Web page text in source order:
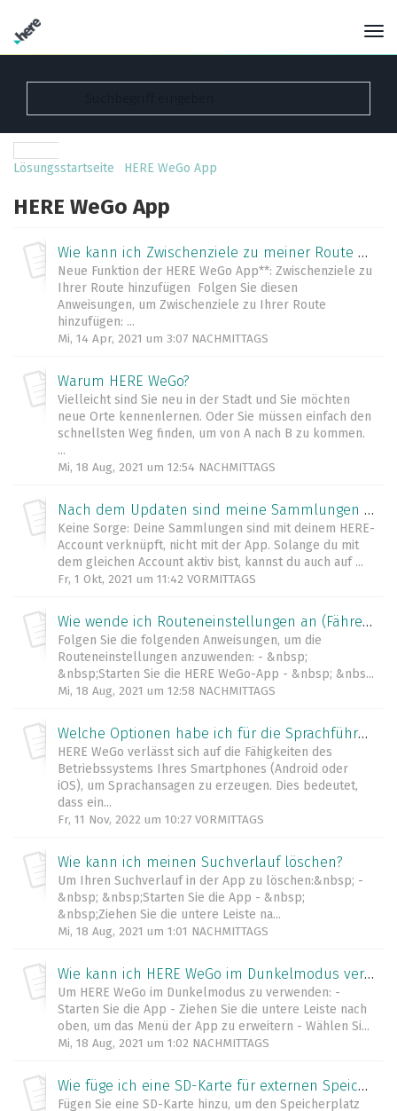
Lösungsstartseite HERE WeGo App
HERE WeGo App
Wie kann ich Zwischenziele zu meiner Route hinzufügen?
Neue Funktion der HERE WeGo App**: Zwischenziele zu
Ihrer Route hinzufügen Folgen Sie diesen
Anweisungen, um Zwischenziele zu Ihrer Route
hinzufügen: ...
Mi, 14 Apr, 2021 um 3:07 NACHMITTAGS
Warum HERE WeGo?
Vielleicht sind Sie neu in der Stadt und Sie möchten
neue Orte kennenlernen. Oder Sie müssen einfach den
schnellsten Weg finden, um von A nach B zu kommen.
...
Mi, 18 Aug, 2021 um 12:54 NACHMITTAGS
Nach dem Updaten sind meine Sammlungen weg. Was mache ich jetzt?
Keine Sorge: Deine Sammlungen sind mit deinem HERE-
Account verknüpft, nicht mit der App. Solange du mit
dem gleichen Account aktiv bist, kannst du auch auf ...
Fr, 1 Okt, 2021 um 11:42 VORMITTAGS
Wie wende ich Routeneinstellungen an (Fähren, Autobahnen, Mautstraßen usw.)?
Folgen Sie die folgenden Anweisungen, um die
Routeneinstellungen anzuwenden: - &nbsp;
&nbsp;Starten Sie die HERE WeGo-App - &nbsp; &nbs...
Mi, 18 Aug, 2021 um 12:58 NACHMITTAGS
Welche Optionen habe ich für die Sprachführung (und welche sind die verfügbaren Sprachen)?
HERE WeGo verlässt sich auf die Fähigkeiten des
Betriebssystems Ihres Smartphones (Android oder
iOS), um Sprachansagen zu erzeugen. Dies bedeutet,
dass ein...
Fr, 11 Nov, 2022 um 10:27 VORMITTAGS
Wie kann ich meinen Suchverlauf löschen?
Um Ihren Suchverlauf in der App zu löschen:&nbsp; -
&nbsp; &nbsp;Starten Sie die App - &nbsp;
&nbsp;Ziehen Sie die untere Leiste na...
Mi, 18 Aug, 2021 um 1:01 NACHMITTAGS
Wie kann ich HERE WeGo im Dunkelmodus verwenden?
Um HERE WeGo im Dunkelmodus zu verwenden: -
Starten Sie die App - Ziehen Sie die untere Leiste nach
oben, um das Menü der App zu erweitern - Wählen Si...
Mi, 18 Aug, 2021 um 1:02 NACHMITTAGS
Wie füge ich eine SD-Karte für externen Speicher hinzu?
Fügen Sie eine SD-Karte hinzu, um den Speicherplatz